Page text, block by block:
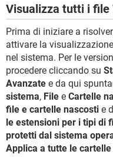
Visualizza tutti i file
Prima di iniziare a
attivare la
nel sistema. Per le
procedere cliccando su
Avanzate e da qui
sistema, File e Cartelle
file e cartelle nascosti e
le estensioni per i tipi di
protetti dal sistema
Applica a tutte le cartelle